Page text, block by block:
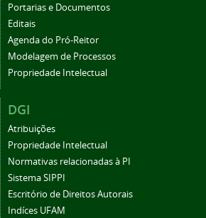
Portarias e Documentos
Editais
Agenda do Pró-Reitor
Modelagem de Processos
Propriedade Intelectual
DGI
Atribuições
Propriedade Intelectual
Normativas relacionadas à PI
Sistema SIPPI
Escritório de Direitos Autorais
Indíces UFAM